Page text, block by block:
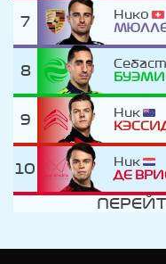
7
Нико
8
БУЭМИ
9
Ник
10
Ник
ДЕ